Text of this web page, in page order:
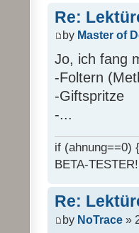
Re:
by Master of
Jo, ich fang
-Foltern
-Giftspritze
-...
if (ahnung==0)
BETA-
Re:
by NoTrace »